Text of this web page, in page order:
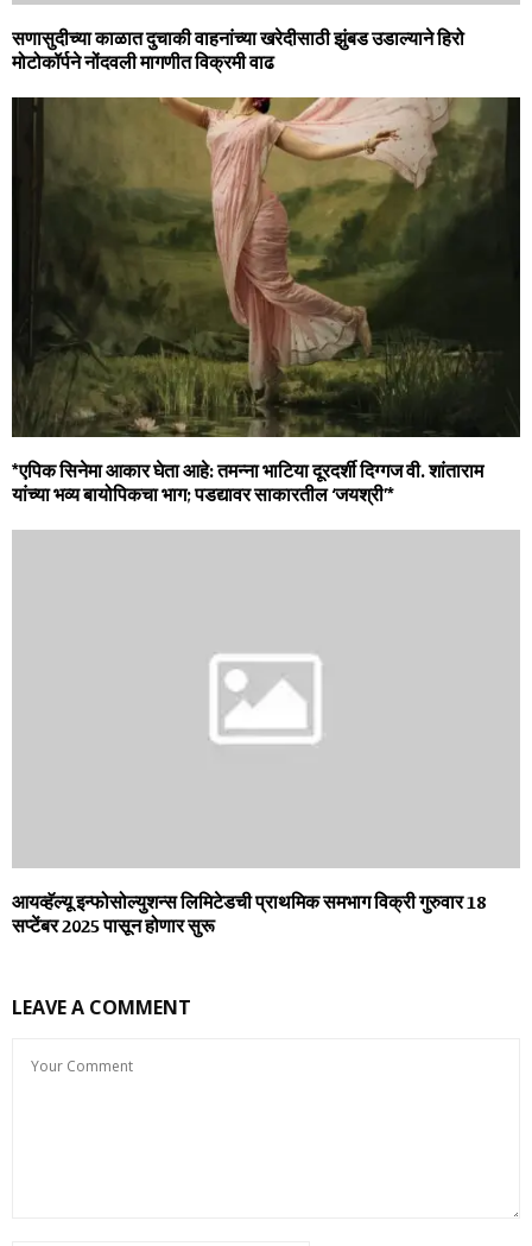
सणासुदीच्या काळात दुचाकी वाहनांच्या खरेदीसाठी झुंबड उडाल्याने हिरो
मोटोकॉर्पने नोंदवली मागणीत विक्रमी वाढ
*एपिक सिनेमा आकार घेता आहे: तमन्ना भाटिया दूरदर्शी दिग्गज वी. शांताराम
यांच्या भव्य बायोपिकचा भाग; पडद्यावर साकारतील ‘जयश्री’*
आयव्हॅल्यू इन्फोसोल्युशन्स लिमिटेडची प्राथमिक समभाग विक्री गुरुवार 18
सप्टेंबर 2025 पासून होणार सुरू
LEAVE A COMMENT